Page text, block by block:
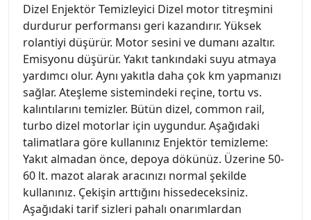
Dizel Enjektör Temizleyici Dizel motor titreşmini
durdurur performansı geri kazandırır. Yüksek
rolantiyi düşürür. Motor sesini ve dumanı azaltır.
Emisyonu düşürür. Yakıt tankındaki suyu atmaya
yardımcı olur. Aynı yakıtla daha çok km yapmanızı
sağlar. Ateşleme sistemindeki reçine, tortu vs.
kalıntılarını temizler. Bütün dizel, common rail,
turbo dizel motorlar için uygundur. Aşağıdaki
talimatlara göre kullanınız Enjektör temizleme:
Yakıt almadan önce, depoya dökünüz. Üzerine 50-
60 lt. mazot alarak aracınızı normal şekilde
kullanınız. Çekişin arttığını hissedeceksiniz.
Aşağıdaki tarif sizleri pahalı onarımlardan